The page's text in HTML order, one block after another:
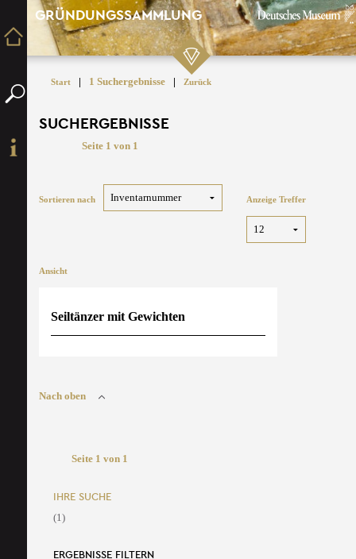
GRÜNDUNGSSAMMLUNG
Start | 1 Suchergebnisse | Zurück
SUCHERGEBNISSE
Seite 1 von 1
Sortieren nach Anzeige Treffer
Ansicht
Seiltänzer mit Gewichten
Nach oben
Seite 1 von 1
IHRE SUCHE
(1)
ERGEBNISSE FILTERN